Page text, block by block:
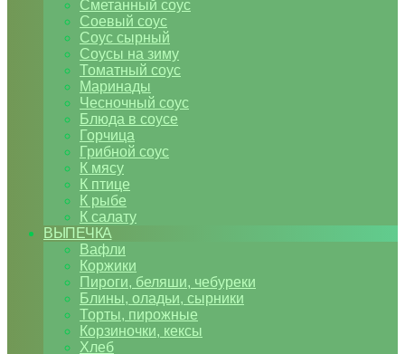
Сметанный соус
Соевый соус
Соус сырный
Соусы на зиму
Томатный соус
Маринады
Чесночный соус
Блюда в соусе
Горчица
Грибной соус
К мясу
К птице
К рыбе
К салату
ВЫПЕЧКА
Вафли
Коржики
Пироги, беляши, чебуреки
Блины, оладьи, сырники
Торты, пирожные
Корзиночки, кексы
Хлеб